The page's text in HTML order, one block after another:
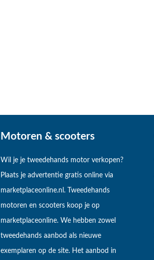
Motoren & scooters
Wil je je tweedehands motor verkopen?
Plaats je advertentie gratis online via
marketplaceonline.nl. Tweedehands
motoren en scooters koop je op
marketplaceonline. We hebben zowel
tweedehands aanbod als nieuwe
exemplaren op de site. Het aanbod in